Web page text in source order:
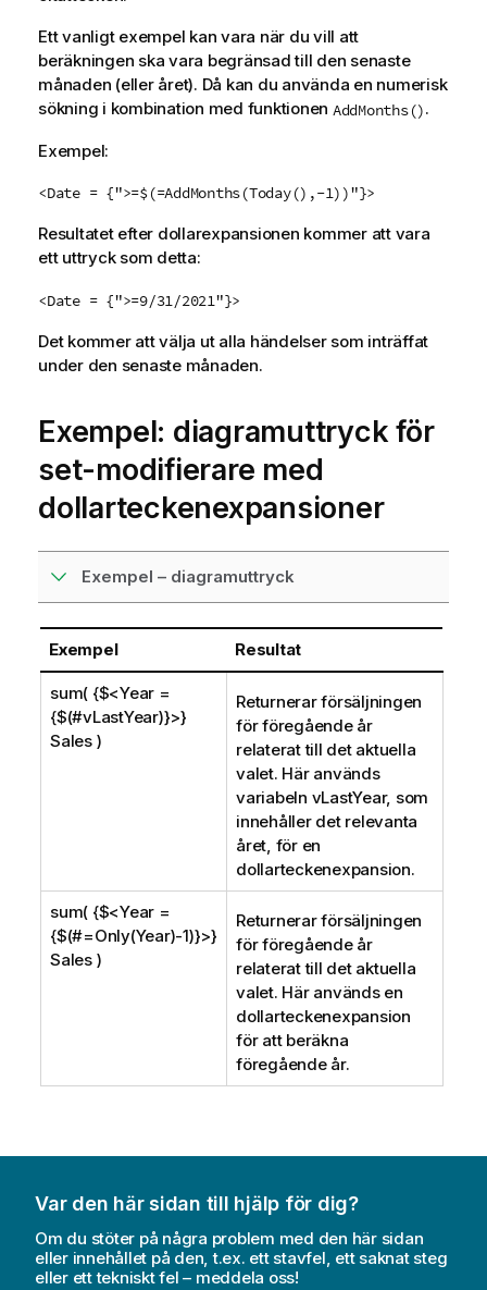
Ett vanligt exempel kan vara när du vill att
beräkningen ska vara begränsad till den senaste
månaden (eller året). Då kan du använda en numerisk
sökning i kombination med funktionen AddMonths().
Exempel:
<Date = {">=$(=AddMonths(Today(),-1))"}>
Resultatet efter dollarexpansionen kommer att vara
ett uttryck som detta:
<Date = {">=9/31/2021"}>
Det kommer att välja ut alla händelser som inträffat
under den senaste månaden.
Exempel: diagramuttryck för
set-modifierare med
dollarteckenexpansioner
Exempel – diagramuttryck
Exempel Resultat
sum( {$<Year =
{$(#vLastYear)}>}
Sales )
Returnerar försäljningen
för föregående år
relaterat till det aktuella
valet. Här används
variabeln vLastYear, som
innehåller det relevanta
året, för en
dollarteckenexpansion.
sum( {$<Year =
{$(#=Only(Year)-1)}>}
Sales )
Returnerar försäljningen
för föregående år
relaterat till det aktuella
valet. Här används en
dollarteckenexpansion
för att beräkna
föregående år.
Var den här sidan till hjälp för dig?
Om du stöter på några problem med den här sidan
eller innehållet på den, t.ex. ett stavfel, ett saknat steg
eller ett tekniskt fel – meddela oss!